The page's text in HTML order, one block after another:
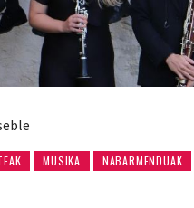
MUSIKA
NABARMENDUAK